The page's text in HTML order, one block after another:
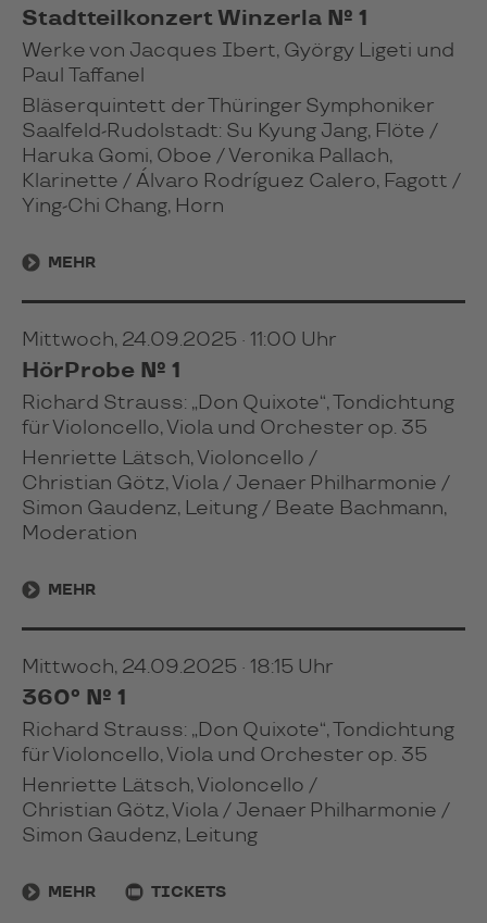
Stadtteilkonzert Winzerla № 1
Werke von Jacques Ibert, György Ligeti und
Paul Taffanel
Bläserquintett der Thüringer Symphoniker
Saalfeld-Rudolstadt: Su Kyung Jang, Flöte /
Haruka Gomi, Oboe / Veronika Pallach,
Klarinette / Álvaro Rodríguez Calero, Fagott /
Ying-Chi Chang, Horn
MEHR
Mittwoch, 24.09.2025 · 11:00 Uhr
HörProbe № 1
Richard Strauss: „Don Quixote“, Tondichtung
für Violoncello, Viola und Orchester op. 35
Henriette Lätsch, Violoncello /
Christian Götz, Viola / Jenaer Philharmonie /
Simon Gaudenz, Leitung / Beate Bachmann,
Moderation
MEHR
Mittwoch, 24.09.2025 · 18:15 Uhr
360° № 1
Richard Strauss: „Don Quixote“, Tondichtung
für Violoncello, Viola und Orchester op. 35
Henriette Lätsch, Violoncello /
Christian Götz, Viola / Jenaer Philharmonie /
Simon Gaudenz, Leitung
MEHR TICKETS